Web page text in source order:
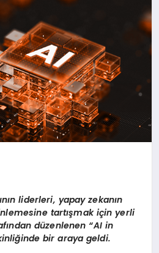
liderleri, yapay zekanın
tartışmak için yerli
düzenlenen “AI in
bir araya geldi.